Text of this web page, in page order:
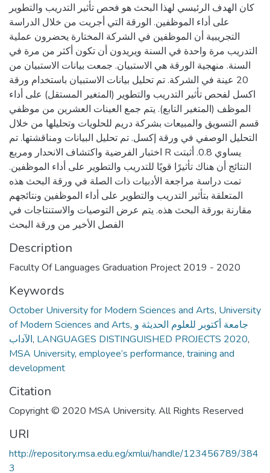
كان الهدف الرئيسي لهذا البحث هو فحص تأثير التدريب والتطوير
على أداء الموظفين. الورقة التي أجريت من خلال الدراسة
التجريبية أن الموظفين في الشركة المختارة يحضرون عملية
التدريب مرة واحدة في السنة ويريدون أن تكون أكثر من مرة في
السنة. منهجية الورقة هي الاستبيان. جمعت بيانات الاستبيان من
20 عينة في الشركة. تم تحليل بيانات الاستبيان باستخدام ورقة
اكسل لفحص تأثير التدريب والتطوير (المتغير المستقل) على أداء
الموظف (المتغير التابع). يتم جمع العينات العشرين من موظفي
قسم التسويق والمبيعات بشركة دريم للحلويات وتحليلها من خلال
التحليل الوصفي في ورقة إكسل. تم تحليل البيانات ومناقشتها. تم
اختبار الفرضية واكتشاف الانحدار ومربع R يساوي 0.8. أثبتت
النتائج أن هناك تأثيرًا قويًا للتدريب والتطوير على أداء الموظفين.
تمت دراسة مراجعة الأدبيات ذات الصلة في ورقة البحث هذه
المتعلقة بتأثير التدريب والتطوير على أداء الموظفين ونتائجهم
مقارنة بورقة البحث هذه. يتم عرض التوصيات والاستنتاجات في
الفصل الأخير من ورقة البحث
Description
Faculty Of Languages Graduation Project 2019 - 2020
Keywords
October University for Modern Sciences and Arts, University
of Modern Sciences and Arts, جامعة أكتوبر للعلوم الحديثة و
الآداب, LANGUAGES DISTINGUISHED PROJECTS 2020,
MSA University, employee’s performance, training and
development
Citation
Copyright © 2020 MSA University. All Rights Reserved
URI
http://repository.msa.edu.eg/xmlui/handle/123456789/384
3